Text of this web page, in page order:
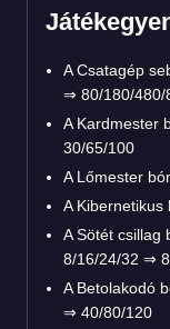
A Csatagép
⇒ 80/180/480/
A Kardmester
30/65/100
A Lőmester
A
A Sötét csillag
8/16/24/32 ⇒
A Betolakodó
⇒ 40/80/120